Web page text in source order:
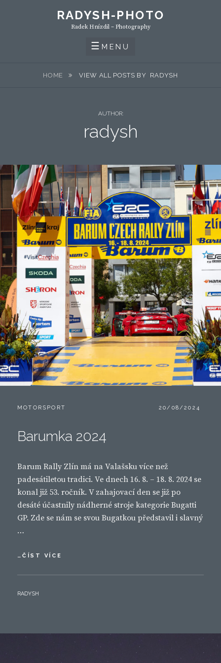
RADYSH-PHOTO
Radek Hnízdil – Photography
MENU
HOME VIEW ALL POSTS BY RADYSH
AUTHOR:
radysh
CATEGORIES:
MOTORSPORT
POSTED
20/08/2024
Barumka 2024
Barum Rally Zlín má na Valašsku více než
padesátiletou tradici. Ve dnech 16. 8. – 18. 8. 2024 se
konal již 53. ročník. V zahajovací den se již po
desáté účastnily nádherné stroje kategorie Bugatti
GP. Zde se nám se svou Bugatkou představil i slavný
…
…ČÍST VÍCE
BY
RADYSH